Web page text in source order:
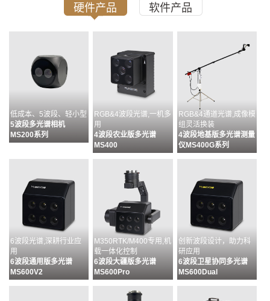
硬件产品 软件产品
低成本、5波段、轻小型
5波段多光谱相机
MS200系列
RGB&4波段光谱,一机多
用
4波段农业版多光谱
MS400
RGB&4通道光谱,成像模
组灵活换装
4波段地基版多光谱测量
仪MS400G系列
6波段光谱,深耕行业应
用
6波段通用版多光谱
MS600V2
M350RTK/M400专用,机
载一体化控制
6波段大疆版多光谱
MS600Pro
创新波段设计，助力科
研应用
6波段卫星协同多光谱
MS600Dual